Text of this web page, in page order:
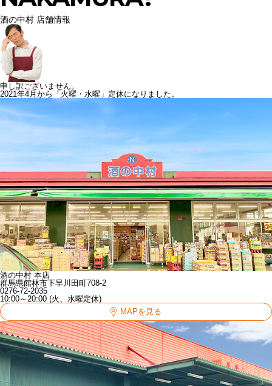
酒の中村 店舗情報
申し訳ございません。
2021年4月から「火曜・水曜」定休になりました。
酒の中村 本店
群馬県館林市下早川田町708-2
0276-72-2035
10:00～20:00 (火、水曜定休)
MAPを見る